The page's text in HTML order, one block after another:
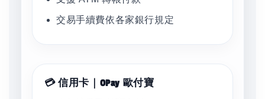
交易手續費依各家銀行規定
💳 信用卡｜OPay 歐付寶